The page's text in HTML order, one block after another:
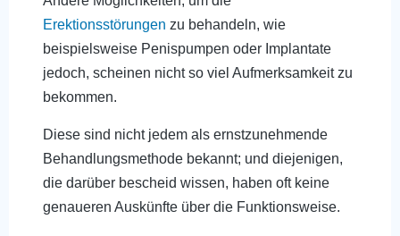
Erektionsstörungen zu behandeln, wie
beispielsweise Penispumpen oder Implantate
jedoch, scheinen nicht so viel Aufmerksamkeit zu
bekommen.
Diese sind nicht jedem als ernstzunehmende
Behandlungsmethode bekannt; und diejenigen,
die darüber bescheid wissen, haben oft keine
genaueren Auskünfte über die Funktionsweise.